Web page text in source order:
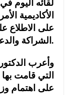
لقائه اليوم
الأكاديمية
على الاطلاع
الشراكة والدعم والمشاركة في النشاطات القادمة.
وأعرب
التي قامت
على اهتمام